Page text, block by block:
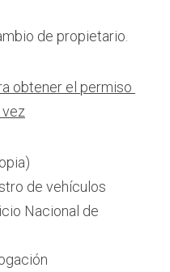
de propietario.
obtener el permiso
de vehículos
Nacional de